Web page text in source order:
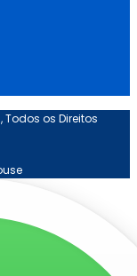
Todos os Direitos